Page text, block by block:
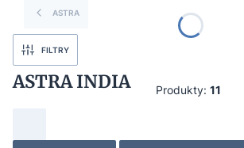
ASTRA
FILTRY
ASTRA INDIA Produkty: 11